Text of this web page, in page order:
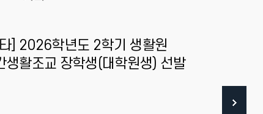
타] 2026학년도 2학기 생활원
생활조교 장학생(대학원생) 선발